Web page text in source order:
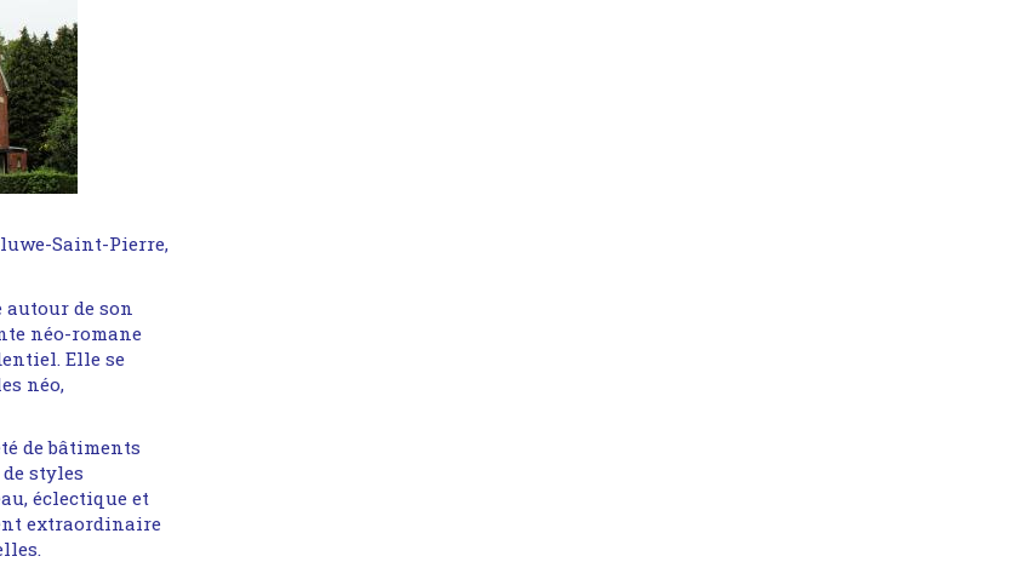
Saint-Pierre,
autour de son
néo-romane
Elle se
néo,
de bâtiments
styles
éclectique et
extraordinaire